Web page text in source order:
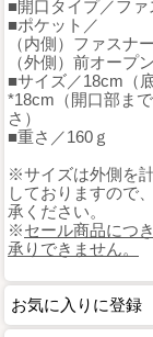
■開口タイプ／ファ
■ポケット／
（内側）ファスナ
（外側）前オープ
■サイズ／18cm（
*18cm（開口部ま
さ）
■重さ／160ｇ
※サイズは外側を
しておりますので
承ください。
※セール商品につ
承りできません。
お気に入りに登録